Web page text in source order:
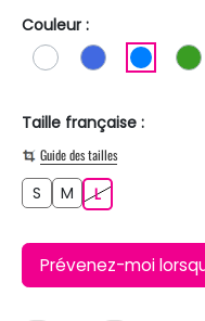
Couleur :
BLANCBLEU ROI BLEU
Taille française :
Guide des tailles
S M LL
Prévenez-moi